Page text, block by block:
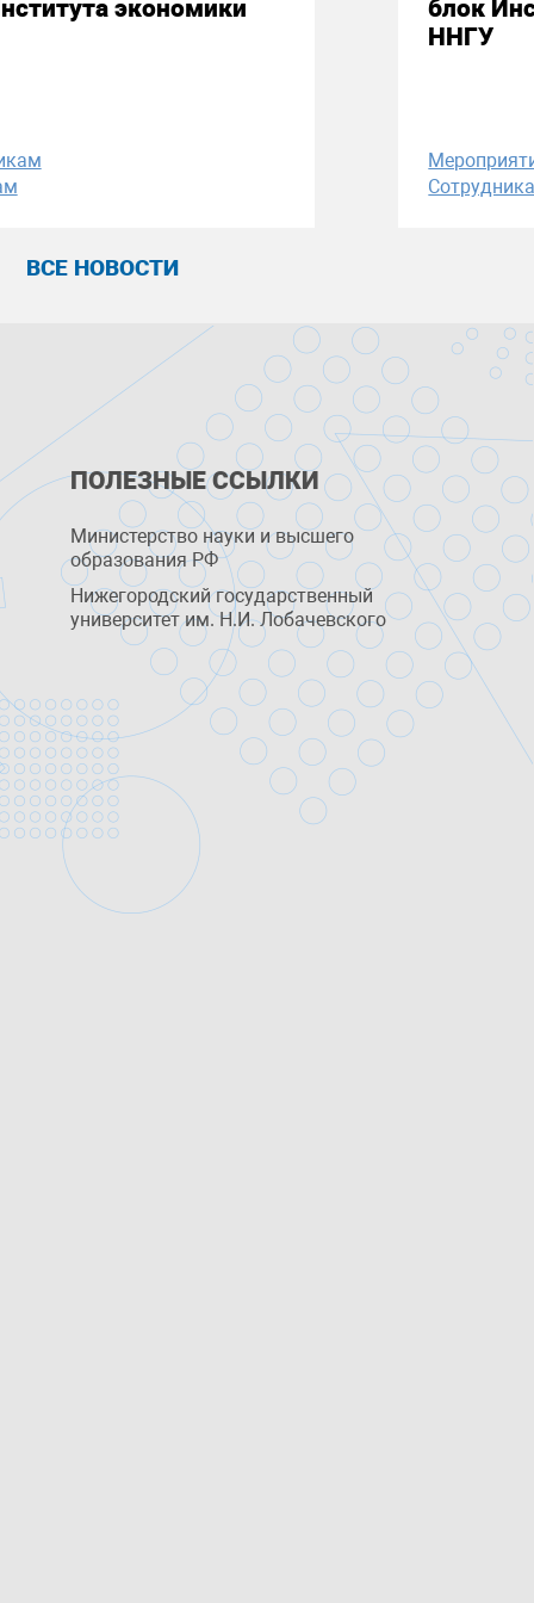
экономики
блок
ННГУ
ВСЕ НОВОСТИ
ПОЛЕЗНЫЕ ССЫЛКИ
Министерство науки и высшего
образования РФ
Нижегородский государственный
университет им. Н.И. Лобачевского